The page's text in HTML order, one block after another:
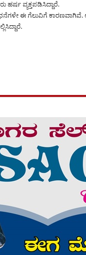
ಹರ್ಷ ವ್ಯಕ್ತಪಡಿಸಿದ್ದಾರೆ.
ಈ ಗೆಲುವಿಗೆ